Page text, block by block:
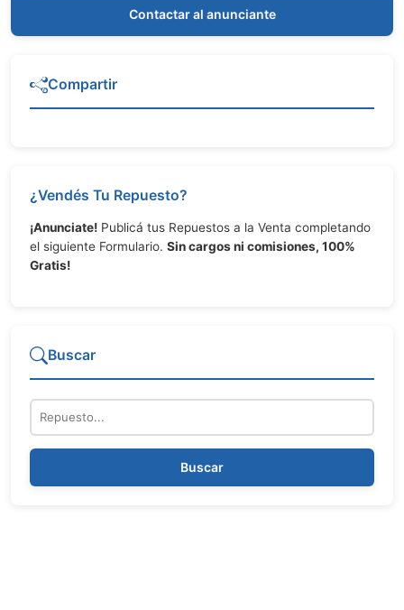
Contactar al anunciante
Compartir
¿Vendés Tu Repuesto?
¡Anunciate! Publicá tus Repuestos a la Venta completando
el siguiente Formulario. Sin cargos ni comisiones, 100%
Gratis!
Buscar
Repuesto
Buscar